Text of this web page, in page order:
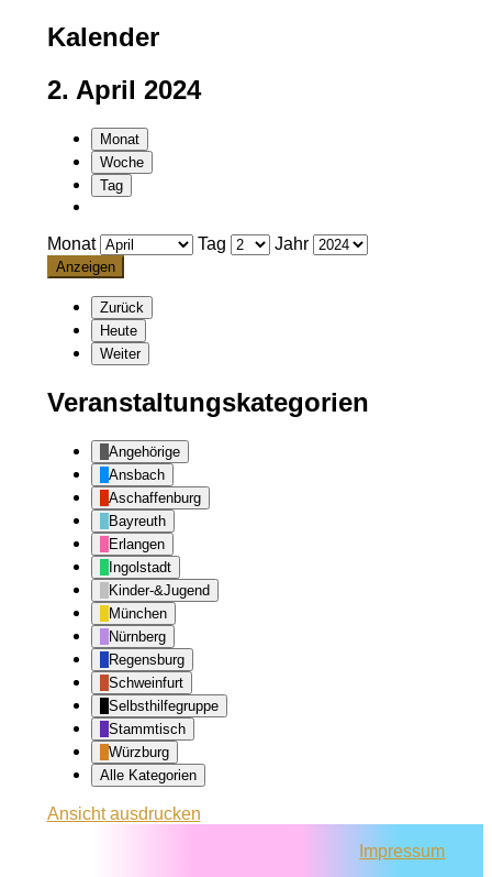
Kalender
2. April 2024
Monat
Woche
Tag
Monat Tag Jahr
Zurück
Heute
Weiter
Veranstaltungskategorien
Angehörige
Ansbach
Aschaffenburg
Bayreuth
Erlangen
Ingolstadt
Kinder-&Jugend
München
Nürnberg
Regensburg
Schweinfurt
Selbsthilfegruppe
Stammtisch
Würzburg
Alle Kategorien
Ansichtausdrucken
Impressum